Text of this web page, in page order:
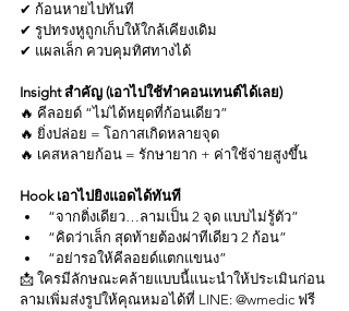
✔ ก้อนหายไปทันที
✔ รูปทรงหูถูกเก็บให้ใกล้เคียงเดิม
✔ แผลเล็ก ควบคุมทิศทางได้
Insight สำคัญ (เอาไปใช้ทำคอนเทนต์ได้เลย)
🔥 คีลอยด์ “ไม่ได้หยุดที่ก้อนเดียว”
🔥 ยิ่งปล่อย = โอกาสเกิดหลายจุด
🔥 เคสหลายก้อน = รักษายาก + ค่าใช้จ่ายสูงขึ้น
Hook เอาไปยิงแอดได้ทันที
“จากติ่งเดียว…ลามเป็น 2 จุด แบบไม่รู้ตัว”
“คิดว่าเล็ก สุดท้ายต้องผ่าทีเดียว 2 ก้อน”
“อย่ารอให้คีลอยด์แตกแขนง”
📩 ใครมีลักษณะคล้ายแบบนี้แนะนำให้ประเมินก่อน
ลามเพิ่มส่งรูปให้คุณหมอได้ที่ LINE: @wmedic ฟรี